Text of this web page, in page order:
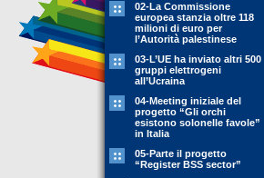
02-La Commissione
europea stanzia oltre 118
milioni di euro per
l’Autorità palestinese
03-L’UE ha inviato altri 500
gruppi elettrogeni
all’Ucraina
04-Meeting iniziale del
progetto “Gli orchi
esistono solonelle favole”
in Italia
05-Parte il progetto
“Register BSS sector”